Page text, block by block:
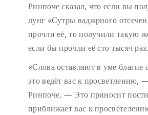
Ринпоче сказал, что если вы
лунг «Сутры ваджрного
прочли её, то получили такую
если бы прочли её сто тысяч раз.
«Слова оставляют в уме благие
это ведёт вас к просветлению,
Ринпоче. — Это приносит
приближает вас к